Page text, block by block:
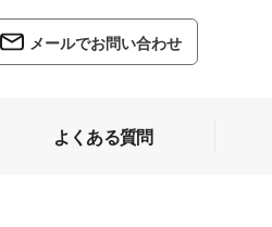
メールでお問い合わせ
よくある質問